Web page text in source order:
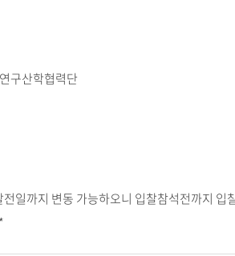
구산학협력단
일까지 변동 가능하오니 입찰참석전까지 입